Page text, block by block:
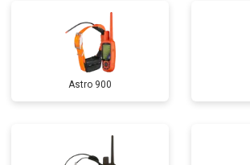
Astro 900